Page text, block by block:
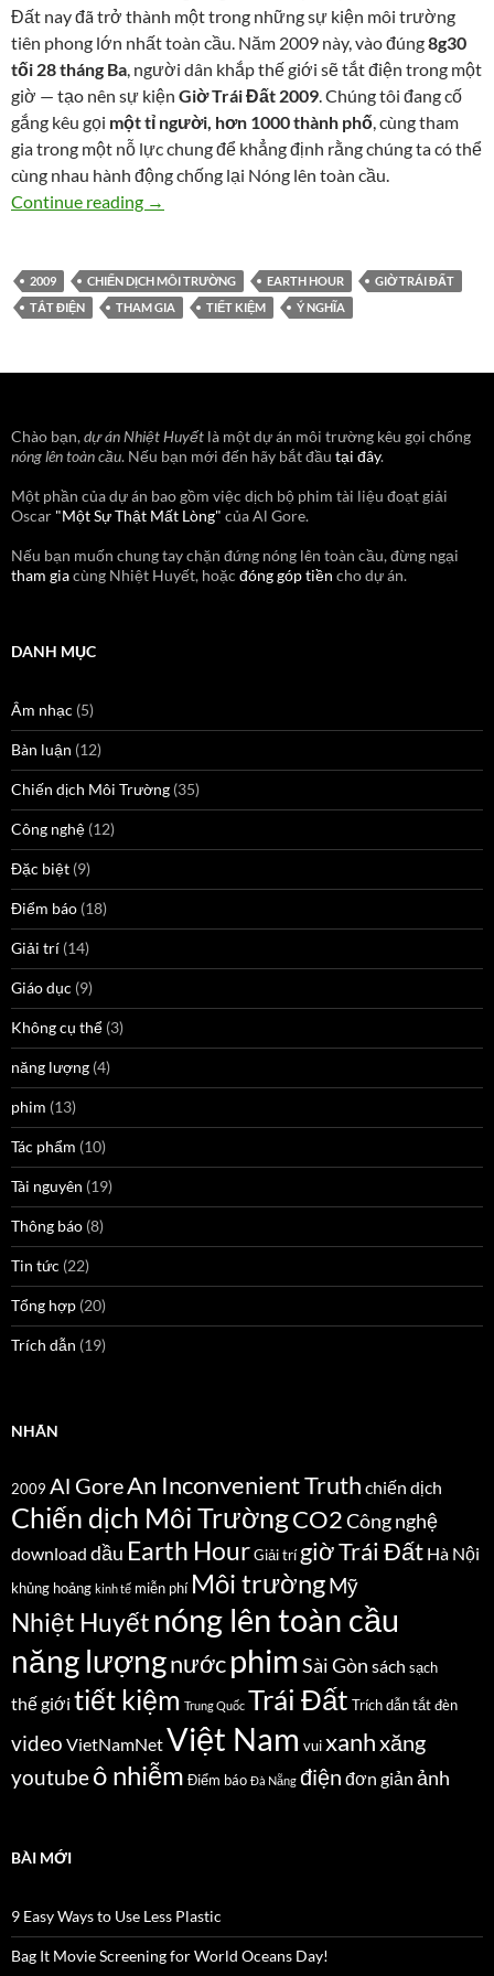
Đất nay đã trở thành một trong những sự kiện môi trường
tiên phong lớn nhất toàn cầu. Năm 2009 này, vào đúng8g30
tối 28 tháng Ba, người dân khắp thế giới sẽ tắt điện trong một
giờ — tạo nên sự kiện Giờ Trái Đất 2009. Chúng tôi đang cố
gắng kêu gọi một tỉ người, hơn 1000 thành phố, cùng tham
gia trong một nỗ lực chung để khẳng định rằng chúng ta có thể
cùng nhau hành động chống lại Nóng lên toàn cầu.
Continue reading Earth Hour [2]: Ý nghĩa
→
2009 CHIẾN DỊCH MÔI TRƯỜNG EARTH HOUR
GIỜ TRÁI ĐẤT
TẮT ĐIỆN
THAM GIA TIẾT KIỆM Ý NGHĨA
Chào bạn,dự án Nhiệt Huyết là một dự án môi trường kêu gọi chống
nóng lên toàn cầu. Nếu bạn mới đến hãy bắt đầu tại đây.
Một phần của dự án bao gồm việc dịch bộ phim tài liệu đoạt giải
Oscar "Một Sự Thật Mất Lòng" của Al Gore.
Nếu bạn muốn chung tay chặn đứng nóng lên toàn cầu, đừng ngại
tham giacùng Nhiệt Huyết, hoặc đóng góp tiền cho dự án.
DANH MỤC
Âm nhạc (5)
Bàn luận (12)
Chiến dịch Môi Trường (35)
Công nghệ (12)
Đặc biệt (9)
Điểm báo (18)
Giải trí (14)
Giáo dục (9)
Không cụ thể (3)
năng lượng (4)
phim (13)
Tác phẩm (10)
Tài nguyên (19)
Thông báo (8)
Tin tức (22)
Tổng hợp (20)
Trích dẫn (19)
NHÃN
2009 Al GoreAn Inconvenient Truth chiến dịch
Chiến dịch Môi TrườngCO2Công nghệ
download dầu Earth HourGiải trí giờ Trái Đất Hà Nội
khủng hoảng kinh tế miễn phí Môi trườngMỹ
Nhiệt Huyết nóng lên toàn cầu
năng lượngnướcphim Sài Gòn sách sạch
thế giới tiết kiệm Trung Quốc Trái Đất Trích dẫntắt đèn
video VietNamNetViệt Nam vuixanhxăng
youtubeô nhiễm Điểm báo Đà Nẵng điện đơn giản ảnh
BÀI MỚI
9 Easy Ways to Use Less Plastic
Bag It Movie Screening for World Oceans Day!